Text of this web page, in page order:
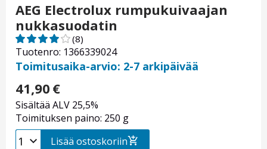
AEG Electrolux rumpukuivaajan
nukkasuodatin
Tuotenro: 1366339024
(8)
Toimitusaika-arvio: 2-7 arkipäivää
41,90 €
Sisältää ALV 25,5%
Toimituksen paino: 250 g
Lisää ostoskoriin